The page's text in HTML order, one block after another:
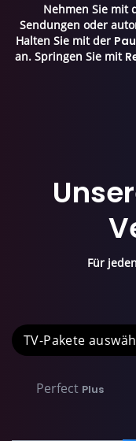
Nehmen Sie mit
Sendungen oder
Halten Sie mit der
an. Springen Sie mit
Für
TV-Pakete
Perfect Plus